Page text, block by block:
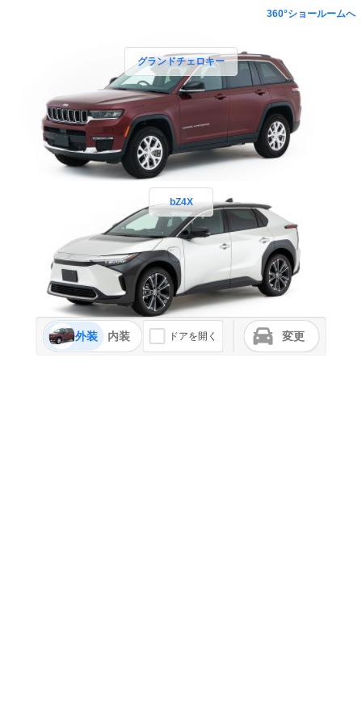
360°ショールームへ
グランドチェロキー
bZ4X
外装 内装 ドアを開く 変更